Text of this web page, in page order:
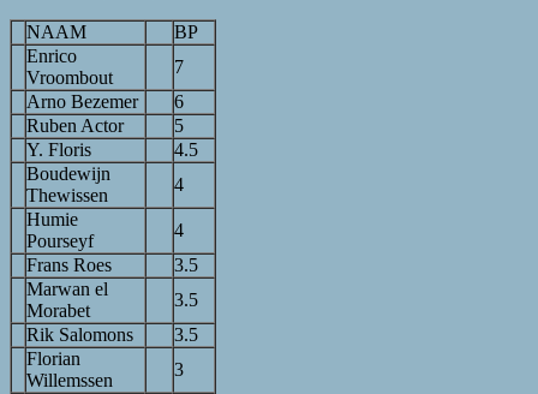
NAAM
BP
Enrico
Vroombout
7
Arno Bezemer
6
Ruben Actor
5
Y. Floris
4.5
Boudewijn
Thewissen
4
Humie
Pourseyf
4
Frans Roes
3.5
Marwan el
Morabet
3.5
Rik Salomons
3.5
Florian
Willemssen
3